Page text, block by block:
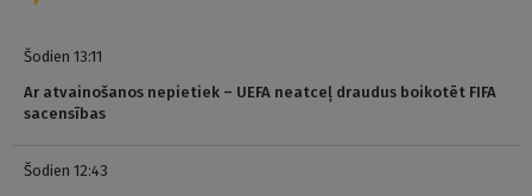
Šodien 13:11
Ar atvainošanos nepietiek – UEFA neatceļ draudus boikotēt FIFA
sacensības
Šodien 12:43